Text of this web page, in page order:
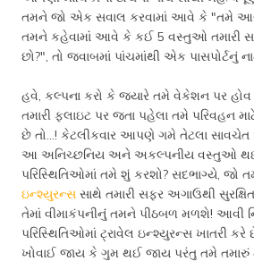
તમને જો એક સવાલ કરવામાં આવે કે "તમે
તમને કહેવામાંં આવે કે કઈ 5 વસ્તુઓ તમારી
છો?", તો જવાબમાં પાંચમાંથી એક પાસપોર્ટનું
હવે, કલ્પના કરો કે જ્યારે તમે વેકેશન પર
તમારી ફ્લાઇટ પર જતા પહેલા તમે પરિવહન
છે તો...! કેટલીકવાર આપણે ગમે તેટલા
આ અનિચ્છનિય અને અકલ્પનીય વસ્તુઓ
પરિસ્થિતિઓમાં તમે શું કરશો? સદભાગ્યે, જો
ઇન્શ્યુરન્સ સાથે તમારી સફર અગાઉથી
તેમાં વીમાકંપનીનુંં તમને પીઠબળ મળશે! આવી
પરિસ્થિતિઓમાં ટ્રાવેલ ઇન્શ્યુરન્સ ખાતરી કરે
ખોવાઈ જાય કે ગુમ થઈ જાય પરંતુ તમે તમારું